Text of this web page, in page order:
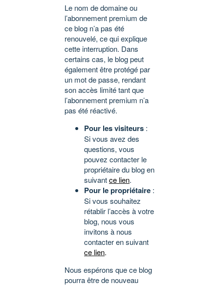
Le nom de domaine ou
l’abonnement premium de
ce blog n’a pas été
renouvelé, ce qui explique
cette interruption. Dans
certains cas, le blog peut
également être protégé par
un mot de passe, rendant
son accès limité tant que
l’abonnement premium n’a
pas été réactivé.
Pour les visiteurs :
Si vous avez des
questions, vous
pouvez contacter le
propriétaire du blog en
suivantce lien.
Pour le propriétaire :
Si vous souhaitez
rétablir l’accès à votre
blog, nous vous
invitons à nous
contacter en suivant
ce lien.
Nous espérons que ce blog
pourra être de nouveau